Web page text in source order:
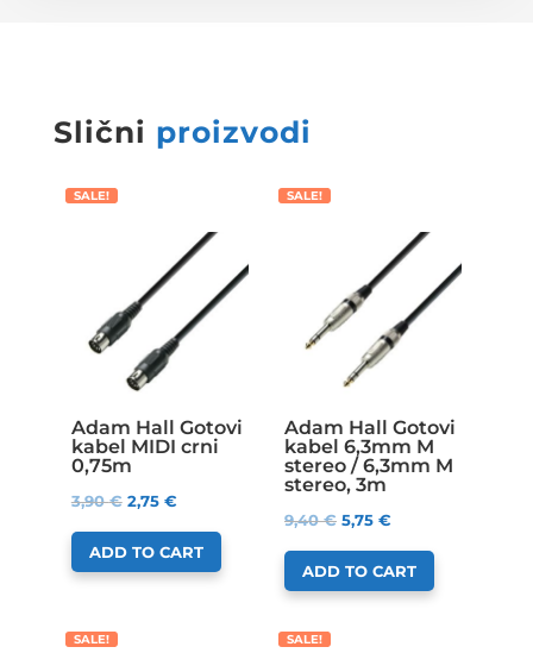
Slični proizvodi
SALE!
Adam Hall Gotovi
kabel MIDI crni
0,75m
3,90€ 2,75 €
ADD TO CART
SALE!
Adam Hall Gotovi
kabel 6,3mm M
stereo / 6,3mm M
stereo, 3m
9,40€ 5,75 €
ADD TO CART
SALE! SALE!